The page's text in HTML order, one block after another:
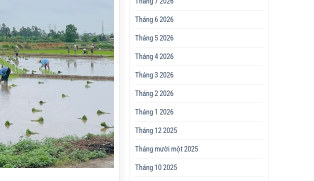
Tháng 6 2026
Tháng 5 2026
Tháng 4 2026
Tháng 3 2026
Tháng 2 2026
Tháng 1 2026
Tháng 12 2025
Tháng mười một 2025
Tháng 10 2025